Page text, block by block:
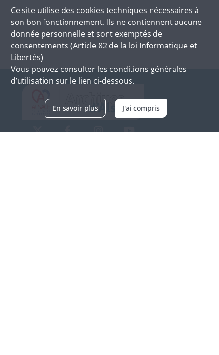
Ce site utilise des cookies techniques nécessaires à
son bon fonctionnement. Ils ne contiennent aucune
donnée personnelle et sont exemptés de
consentements (Article 82 de la loi Informatique et
Libertés).
Vous pouvez consulter les conditions générales
d’utilisation sur le lien ci-dessous.
En savoir plus J'ai compris